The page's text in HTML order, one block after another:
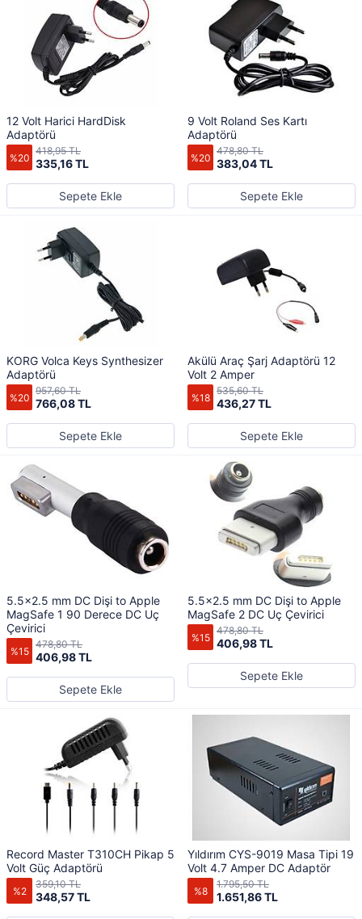
12 Volt Harici HardDisk
Adaptörü
%20 335,16 TL
418,95 TL
Sepete Ekle
9 Volt Roland Ses Kartı
Adaptörü
%20 383,04 TL
478,80 TL
Sepete Ekle
KORG Volca Keys Synthesizer
Adaptörü
%20 766,08 TL
957,60 TL
Sepete Ekle
Akülü Araç Şarj Adaptörü 12
Volt 2 Amper
%18 436,27 TL
535,60 TL
Sepete Ekle
5.5x2.5 mm DC Dişi to Apple
MagSafe 1 90 Derece DC Uç
Çevirici
%15 406,98 TL
478,80 TL
Sepete Ekle
5.5x2.5 mm DC Dişi to Apple
MagSafe 2 DC Uç Çevirici
%15 406,98 TL
478,80 TL
Sepete Ekle
Record Master T310CH Pikap 5
Volt Güç Adaptörü
%2 348,57 TL
359,10 TL
Yıldırım CYS-9019 Masa Tipi 19
Volt 4.7 Amper DC Adaptör
%8 1.651,86 TL
1.795,50 TL